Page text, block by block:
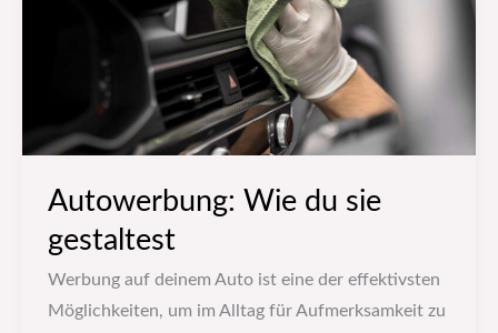
Autowerbung: Wie du sie
gestaltest
Werbung auf deinem Auto ist eine der effektivsten
Möglichkeiten, um im Alltag für Aufmerksamkeit zu